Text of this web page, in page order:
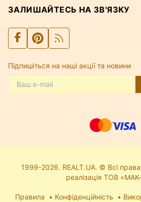
ЗАЛИШАЙТЕСЬ НА ЗВ'ЯЗКУ
Підпишіться на наші акції та новини
1999-2026. REALT.UA. © Всі
реалізація ТОВ
Правила Конфіденційність